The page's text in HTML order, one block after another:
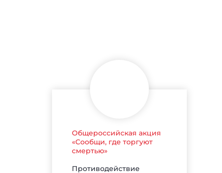
Общероссийская акция
«Сообщи, где торгуют
смертью»
Противодействие